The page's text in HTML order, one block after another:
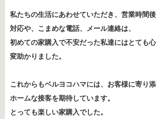
私たちの生活にあわせていただき、営業時間
対応や、こまめな電話、メール連絡は、
初めての家購入で不安だった私達にはとても
変助かりました。
これからもベルヨコハマには、お客様に寄り
ホームな接客を期待しています。
とっても楽しい家購入でした。